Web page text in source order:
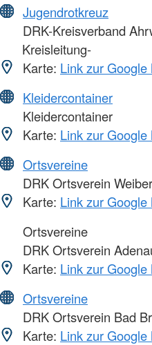
Jugendrotkreuz
DRK-Kreisverband
Kreisleitung-
Karte: Link zur
Kleidercontainer
Kleidercontainer
Karte: Link zur
Ortsvereine
DRK Ortsverein
Karte: Link zur
Ortsvereine
DRK Ortsverein
Karte: Link zur
Ortsvereine
DRK Ortsverein Bad
Karte: Link zur